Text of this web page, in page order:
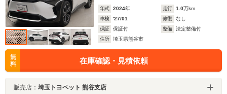
年式 2024年 走行 1.0万km
車検
'27/01 修復
なし
保証
保証付 整備
法定整備付
住所
埼玉県熊谷市
無
料
在庫確認・見積依頼
販売店： 埼玉トヨペット 熊谷支店